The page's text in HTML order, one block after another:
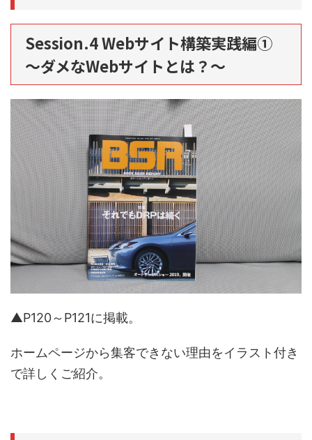
Session.4 Webサイト構築実践編①
～ダメなWebサイトとは？～
▲P120～P121に掲載。
ホームページから集客できない理由をイラスト付き
で詳しくご紹介。